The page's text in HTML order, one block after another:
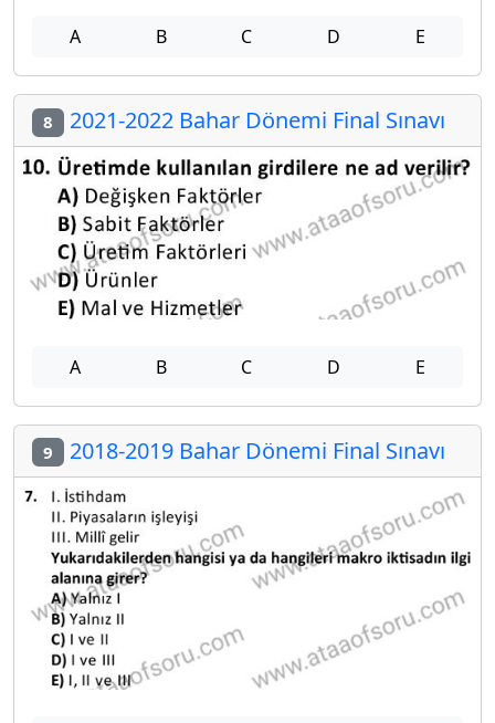
A B C D E
8 2021-2022 Bahar Dönemi Final Sınavı
A B C D E
9 2018-2019 Bahar Dönemi Final Sınavı